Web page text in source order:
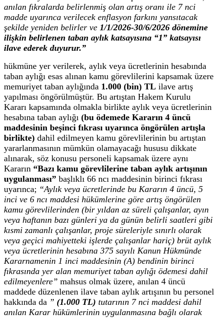
anılan fıkralarda belirlenmiş olan artış oranı ile 7 nci
madde uyarınca verilecek enflasyon farkını yansıtacak
şekilde yeniden belirler ve 1/1/2026-30/6/2026 dönemine
ilişkin belirlenen taban aylık katsayısına “1” katsayısı
ilave ederek duyurur.”
hükmüne yer verilerek, aylık veya ücretlerinin hesabında
taban aylığı esas alınan kamu görevlilerini kapsamak üzere
memuriyet taban aylığında 1.000 (bin) TL ilave artış
yapılması öngörülmüştür. Bu artıştan Hakem Kurulu
Kararı kapsamında olmakla birlikte aylık veya ücretlerinin
hesabına taban aylığı (bu ödemede Kararın 4 üncü
maddesinin beşinci fıkrası uyarınca öngörülen artışla
birlikte) dahil edilmeyen kamu görevlilerinin bu artıştan
yararlanmasının mümkün olamayacağı hususu dikkate
alınarak, söz konusu personeli kapsamak üzere aynı
Kararın “Bazı kamu görevlilerine taban aylık artışının
uygulanması” başlıklı 66 ncı maddesinin birinci fıkrası
uyarınca; “Aylık veya ücretlerinde bu Kararın 4 üncü, 5
inci ve 6 ncı maddesi hükümlerine göre artış öngörülen
kamu görevlilerinden (bir yıldan az süreli çalışanlar, ayın
veya haftanın bazı günleri ya da günün belirli saatleri gibi
kısmi zamanlı çalışanlar, proje süreleriyle sınırlı olarak
veya geçici mahiyetteki işlerde çalışanlar hariç) brüt aylık
veya ücretlerinin hesabına 375 sayılı Kanun Hükmünde
Kararnamenin 1 inci maddesinin (A) bendinin birinci
fıkrasında yer alan memuriyet taban aylığı ödemesi dahil
edilmeyenlere” mahsus olmak üzere, anılan 4 üncü
maddede düzenlenen ilave taban aylık artışının bu personel
hakkında da ” (1.000 TL) tutarının 7 nci maddesi dahil
anılan Karar hükümlerinin uygulanmasına bağlı olarak